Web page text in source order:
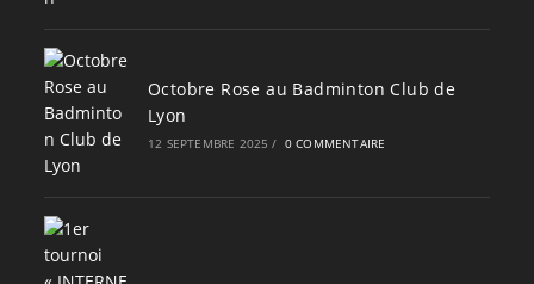
Octobre Rose au Badminton Club de
Lyon
12 SEPTEMBRE 2025 / 0 COMMENTAIRE